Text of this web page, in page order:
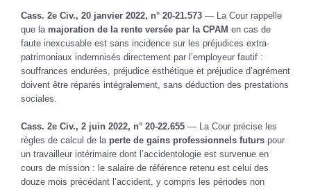
Cass. 2e Civ., 20 janvier 2022, n° 20-21.573 — La Cour rappelle
que la majoration de la rente versée par la CPAM en cas de
faute inexcusable est sans incidence sur les préjudices extra-
patrimoniaux indemnisés directement par l’employeur fautif :
souffrances endurées, préjudice esthétique et préjudice d’agrément
doivent être réparés intégralement, sans déduction des prestations
sociales.
Cass. 2e Civ., 2 juin 2022, n° 20-22.655 — La Cour précise les
règles de calcul de la perte de gains professionnels futurs pour
un travailleur intérimaire dont l’accidentologie est survenue en
cours de mission : le salaire de référence retenu est celui des
douze mois précédant l’accident, y compris les périodes non